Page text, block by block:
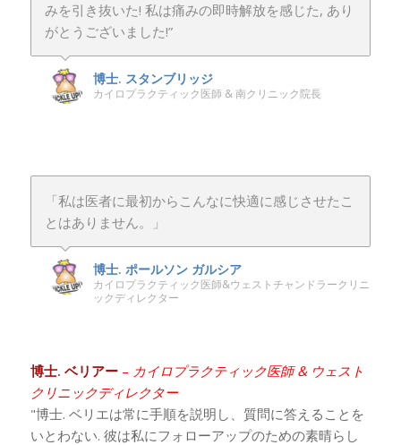
みを引き抜いた! 私は痛みの即時解放を感じた, あり
がとうございました!”
博士. スタンブリッジ
カイロプラクティック医師 & 南クリニック院長
「私は医者に最初からこんなに快適に感じさせたこ
とはありません。」
博士. ポールソン ガルシア
カイロプラクティック医師&ウェストチャンドラークリニ
ックディレクター
博士. ベリアー– カイロプラクティック医師 & ウェスト
クリニックディレクター
"博士. ベリエは常に手順を説明し、質問に答えることを
いとわない. 彼は私にフォローアップのための素晴らし